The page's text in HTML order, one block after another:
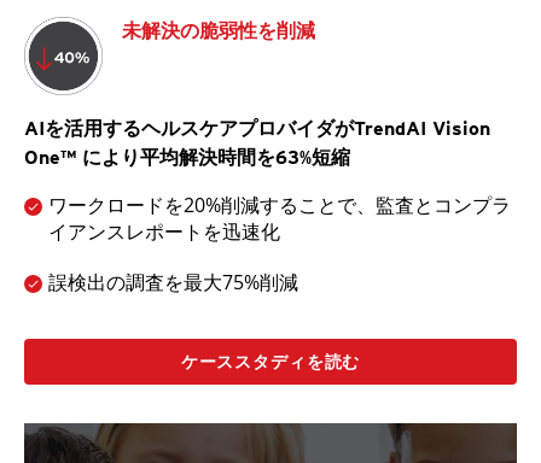
未解決の脆弱性を削減
AIを活用するヘルスケアプロバイダがTrendAI Vision
One™ により平均解決時間を63%短縮
ワークロードを20%削減することで、監査とコンプラ
イアンスレポートを迅速化
誤検出の調査を最大75%削減
ケーススタディを読む